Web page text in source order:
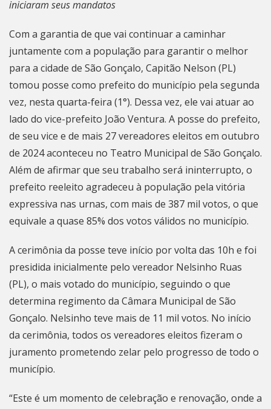
iniciaram seus mandatos
Com a garantia de que vai continuar a caminhar
juntamente com a população para garantir o melhor
para a cidade de São Gonçalo, Capitão Nelson (PL)
tomou posse como prefeito do município pela segunda
vez, nesta quarta-feira (1°). Dessa vez, ele vai atuar ao
lado do vice-prefeito João Ventura. A posse do prefeito,
de seu vice e de mais 27 vereadores eleitos em outubro
de 2024 aconteceu no Teatro Municipal de São Gonçalo.
Além de afirmar que seu trabalho será ininterrupto, o
prefeito reeleito agradeceu à população pela vitória
expressiva nas urnas, com mais de 387 mil votos, o que
equivale a quase 85% dos votos válidos no município.
A cerimônia da posse teve início por volta das 10h e foi
presidida inicialmente pelo vereador Nelsinho Ruas
(PL), o mais votado do município, seguindo o que
determina regimento da Câmara Municipal de São
Gonçalo. Nelsinho teve mais de 11 mil votos. No início
da cerimônia, todos os vereadores eleitos fizeram o
juramento prometendo zelar pelo progresso de todo o
município.
“Este é um momento de celebração e renovação, onde a